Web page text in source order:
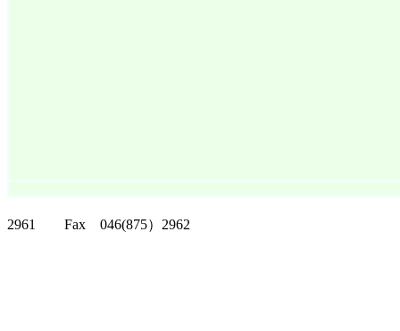
2961 Fax 046(875）2962